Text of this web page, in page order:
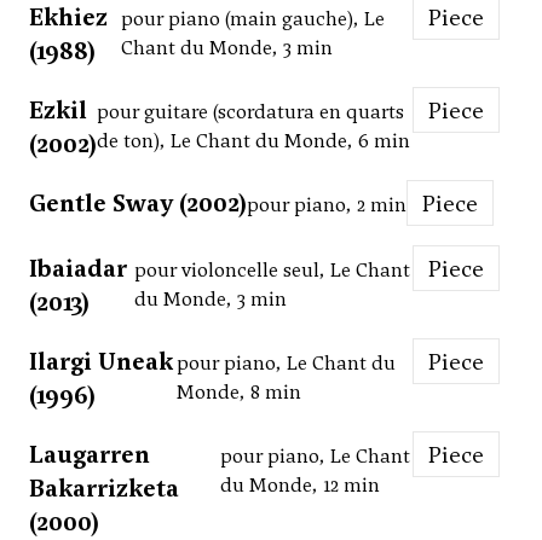
Ekhiez
(1988)
pour piano (main gauche), Le
Chant du Monde, 3 min
Piece
Ezkil
(2002)
pour guitare (scordatura en quarts
de ton), Le Chant du Monde, 6 min
Piece
Gentle Sway (2002)pour piano, 2 min Piece
Ibaiadar
(2013)
pour violoncelle seul, Le Chant
du Monde, 3 min
Piece
Ilargi Uneak
(1996)
pour piano, Le Chant du
Monde, 8 min
Piece
Laugarren
Bakarrizketa
(2000)
pour piano, Le Chant
du Monde, 12 min
Piece